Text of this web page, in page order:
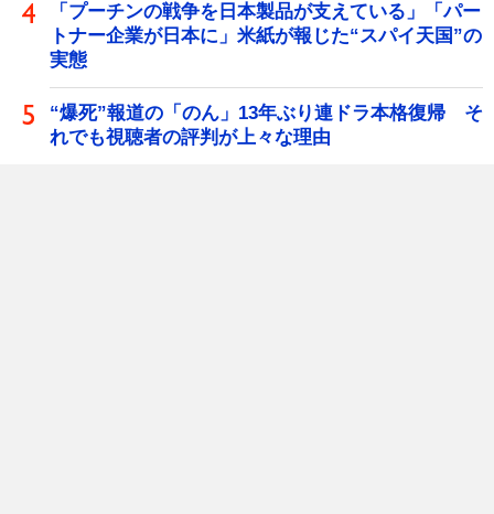
「プーチンの戦争を日本製品が支えている」「パー
トナー企業が日本に」米紙が報じた“スパイ天国”の
実態
“爆死”報道の「のん」13年ぶり連ドラ本格復帰 そ
れでも視聴者の評判が上々な理由